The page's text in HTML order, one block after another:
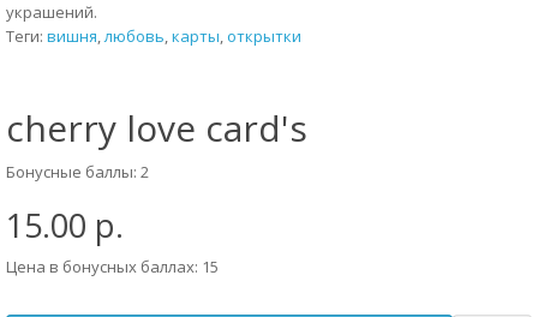
украшений.
Теги: вишня,любовь,карты,открытки
cherry love card's
Бонусные баллы: 2
15.00 р.
Цена в бонусных баллах: 15